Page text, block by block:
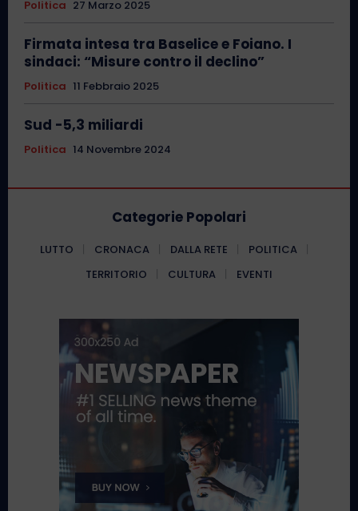
Politica 27 Marzo 2025
Firmata intesa tra Baselice e Foiano. I
sindaci: “Misure contro il declino”
Politica 11 Febbraio 2025
Sud -5,3 miliardi
Politica 14 Novembre 2024
Categorie Popolari
LUTTO CRONACA DALLA RETE
POLITICA
TERRITORIO
CULTURA EVENTI